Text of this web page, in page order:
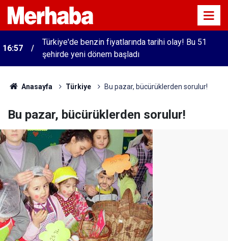
16:57
Türkiye'de benzin fiyatlarında tarihi olay! Bu 51
şehirde yeni dönem başladı
Anasayfa Türkiye Bu pazar, bücürüklerden sorulur!
Bu pazar, bücürüklerden sorulur!